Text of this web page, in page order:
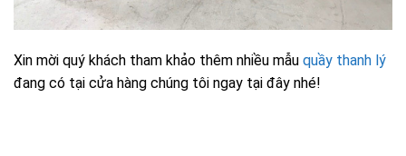
Xin mời quý khách tham khảo thêm nhiều mẫu quầy thanh lý
đang có tại cửa hàng chúng tôi ngay tại đây nhé!